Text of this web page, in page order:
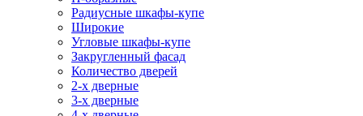
Радиусные шкафы-купе
Широкие
Угловые шкафы-купе
Закругленный фасад
Количество дверей
2-х дверные
3-х дверные